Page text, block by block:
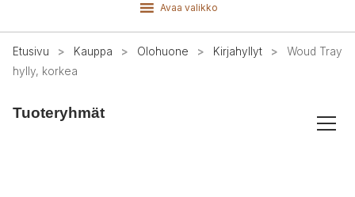
Avaa valikko
Etusivu > Kauppa > Olohuone > Kirjahyllyt >
Woud Tray
hylly, korkea
Tuoteryhmät